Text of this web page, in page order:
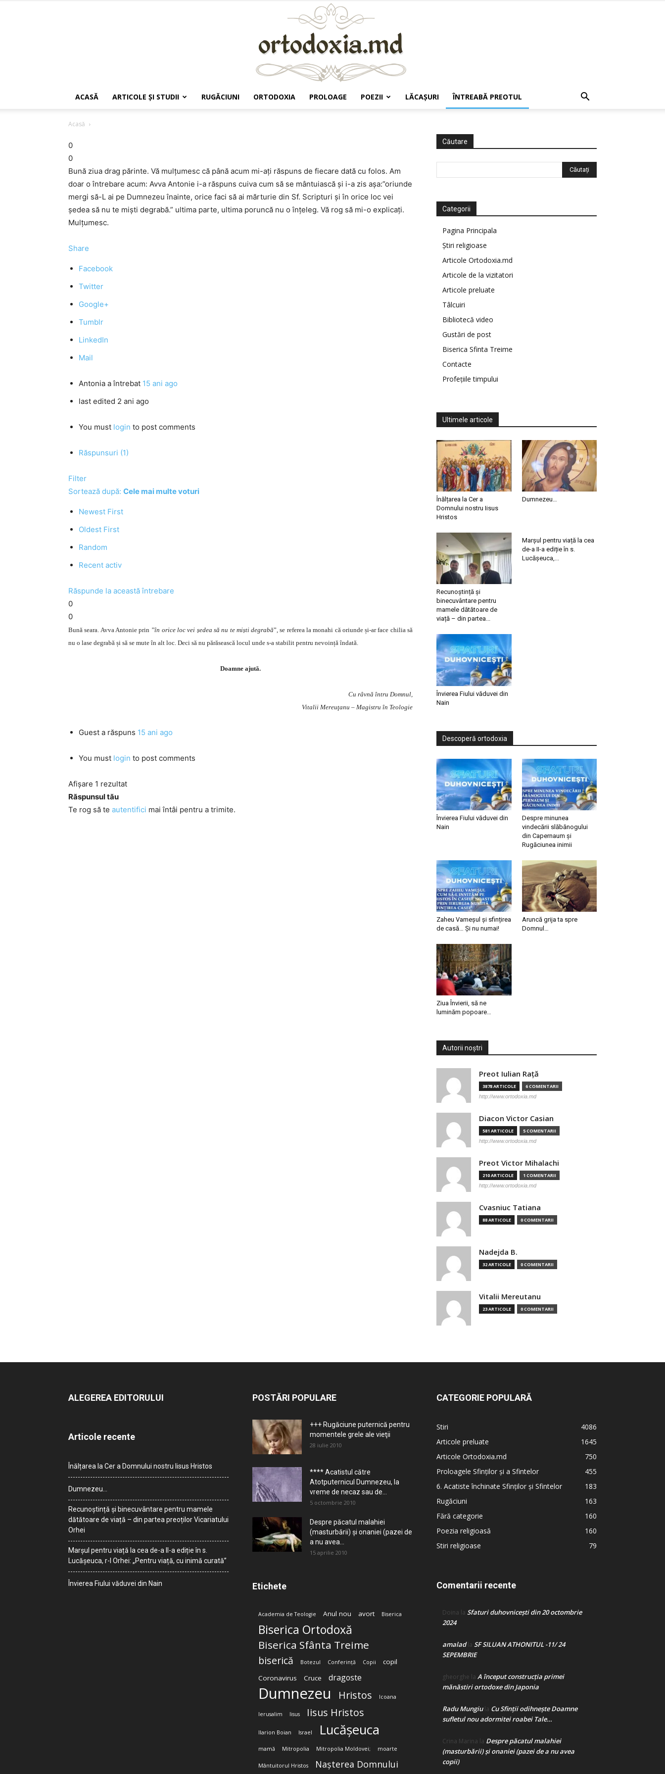
ACASĂ ARTICOLE ŞI STUDII RUGĂCIUNI ORTODOXIA PROLOAGE POEZII LĂCAŞURI ÎNTREABĂ PREOTUL
Acasă
0
0
Bună ziua drag părinte. Vă mulţumesc că până acum mi-aţi răspuns de fiecare dată cu folos. Am
doar o întrebare acum: Avva Antonie i-a răspuns cuiva cum să se mântuiască şi i-a zis aşa:”oriunde
mergi să-L ai pe Dumnezeu înainte, orice faci să ai mărturie din Sf. Scripturi şi în orice loc vei
şedea să nu te mişti degrabă.” ultima parte, ultima poruncă nu o înţeleg. Vă rog să mi-o explicaţi.
Mulţumesc.
Share
Facebook
Twitter
Google+
Tumblr
LinkedIn
Mail
Antonia a întrebat 15 ani ago
last edited 2 ani ago
You must login to post comments
Răspunsuri (1)
Filter
Sortează după: Cele mai multe voturi
Newest First
Oldest First
Random
Recent activ
Răspunde la această întrebare
0
0
Bună seara. Avva Antonie prin ”în orice loc vei ședea să nu te miști degrabă”, se referea la monahi că oriunde și-ar face chilia să
nu o lase degrabă și să se mute în alt loc. Deci să nu părăsească locul unde s-a stabilit pentru nevoință îndată.
Doamne ajută.
Cu râvnă întru Domnul,
Vitalii Mereuţanu – Magistru în Teologie
Guest a răspuns 15 ani ago
You must login to post comments
Afișare 1 rezultat
Răspunsul tău
Te rog să te autentifici mai întâi pentru a trimite.
Căutare
Categorii
Pagina Principala
Știri religioase
Articole Ortodoxia.md
Articole de la vizitatori
Articole preluate
Tâlcuiri
Bibliotecă video
Gustări de post
Biserica Sfinta Treime
Contacte
Profețiile timpului
Ultimele articole
Înălțarea la Cer a
Domnului nostru Iisus
Hristos
Dumnezeu…
Recunoștință și
binecuvântare pentru
mamele dătătoare de
viață – din partea...
Marșul pentru viață la cea
de-a II-a ediție în s.
Lucășeuca,...
Învierea Fiului văduvei din
Nain
Descoperă ortodoxia
Învierea Fiului văduvei din
Nain
Despre minunea
vindecării slăbănogului
din Capernaum și
Rugăciunea inimii
Zaheu Vameșul și sfințirea
de casă… Și nu numai!
Aruncă grija ta spre
Domnul…
Ziua Învierii, să ne
luminăm popoare…
Autorii noștri
Preot Iulian Raţă
3878 ARTICOLE 6 COMENTARII
http://www.ortodoxia.md
Diacon Victor Casian
581 ARTICOLE 5 COMENTARII
http://www.ortodoxia.md
Preot Victor Mihalachi
210 ARTICOLE 1 COMENTARII
http://www.ortodoxia.md
Cvasniuc Tatiana
88 ARTICOLE 0 COMENTARII
Nadejda B.
32 ARTICOLE 0 COMENTARII
Vitalii Mereutanu
23 ARTICOLE 0 COMENTARII
ALEGEREA EDITORULUI
Articole recente
Înălțarea la Cer a Domnului nostru Iisus Hristos
Dumnezeu…
Recunoștință și binecuvântare pentru mamele
dătătoare de viață – din partea preoților Vicariatului
Orhei
Marșul pentru viață la cea de-a II-a ediție în s.
Lucășeuca, r-l Orhei: „Pentru viață, cu inimă curată”
Învierea Fiului văduvei din Nain
POSTĂRI POPULARE
+++ Rugăciune puternică pentru
momentele grele ale vieţii
28 iulie 2010
**** Acatistul către
Atotputernicul Dumnezeu, la
vreme de necaz sau de...
5 octombrie 2010
Despre păcatul malahiei
(masturbării) şi onaniei (pazei de
a nu avea...
15 aprilie 2010
Etichete
Academia de Teologie Anul nou avort Biserica
Biserica Ortodoxă
Biserica Sfânta Treime
biserică Botezul Conferință Copii
copil
Coronavirus
Cruce dragoste
Dumnezeu Hristos Icoana
Ierusalim Iisus Iisus Hristos
Ilarion Boian Israel Lucășeuca
mamă Mitropolia Mitropolia Moldovei; moarte
Mântuitorul Hristos Nașterea Domnului
CATEGORIE POPULARĂ
Stiri
4086
Articole preluate
1645
Articole Ortodoxia.md
750
Proloagele Sfinților și a Sfintelor
455
6. Acatiste închinate Sfinților și Sfintelor
183
Rugăciuni
163
Fără categorie
160
Poezia religioasă
160
Stiri religioase
79
Comentarii recente
Doina la Sfaturi duhovnicești din 20 octombrie
2024
amaladla SF SILUAN ATHONITUL -11/ 24
SEPEMBRIE
gheorghe la A început construcţia primei
mănăstiri ortodoxe din Japonia
Radu Mungiula Cu Sfinții odihnește Doamne
sufletul nou adormitei roabei Tale…
Crina Marina la Despre păcatul malahiei
(masturbării) şi onaniei (pazei de a nu avea
copii)